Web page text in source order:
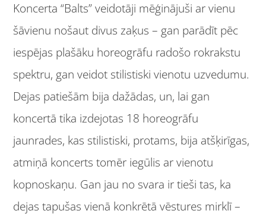
Koncerta “Balts” veidotāji mēģinājuši ar vienu
šāvienu nošaut divus zaķus – gan parādīt pēc
iespējas plašāku horeogrāfu radošo rokrakstu
spektru, gan veidot stilistiski vienotu uzvedumu.
Dejas patiešām bija dažādas, un, lai gan
koncertā tika izdejotas 18 horeogrāfu
jaunrades, kas stilistiski, protams, bija atšķirīgas,
atmiņā koncerts tomēr iegūlis ar vienotu
kopnoskaņu. Gan jau no svara ir tieši tas, ka
dejas tapušas vienā konkrētā vēstures mirklī –